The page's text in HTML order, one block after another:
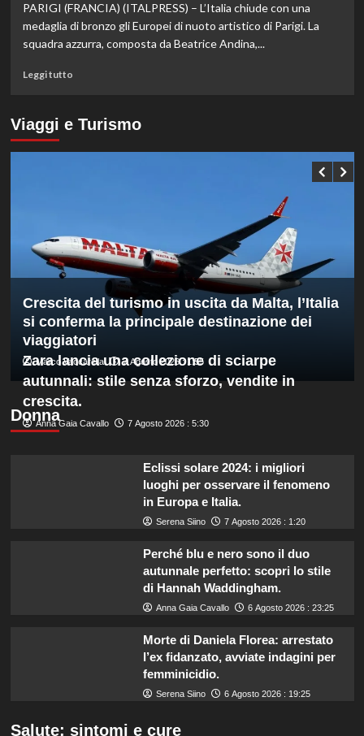
al
Masters
1000
in
due
PARIGI (FRANCIA) (ITALPRESS) – L’Italia chiude con una
medaglia di bronzo gli Europei di nuoto artistico di Parigi. La
squadra azzurra, composta da Beatrice Andina,...
Leggi tuttoLeggi
su
Nuoto
artistico,
nella
routine
acrobatica
squadre
Viaggi e Turismo
Crescita del turismo in uscita da Malta, l’Italia
si conferma la principale destinazione dei
viaggiatori
Marco Vaccarella 7 Agosto 2026 : 1:55
Donna
Zara lancia una collezione di sciarpe
autunnali: stile senza sforzo, vendite in
crescita.
Anna Gaia Cavallo 7 Agosto 2026 : 5:30
Eclissi solare 2024: i migliori
luoghi per osservare il fenomeno
in Europa e Italia.
Serena Siino 7 Agosto 2026 : 1:20
Perché blu e nero sono il duo
autunnale perfetto: scopri lo stile
di Hannah Waddingham.
Anna Gaia Cavallo 6 Agosto 2026 : 23:25
Morte di Daniela Florea: arrestato
l’ex fidanzato, avviate indagini per
femminicidio.
Serena Siino 6 Agosto 2026 : 19:25
Salute: sintomi e cure